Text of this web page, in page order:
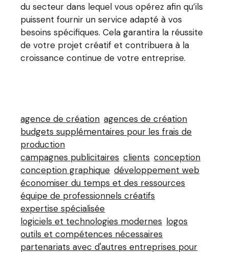
du secteur dans lequel vous opérez afin qu’ils
puissent fournir un service adapté à vos
besoins spécifiques. Cela garantira la réussite
de votre projet créatif et contribuera à la
croissance continue de votre entreprise.
agence de création agences de création
budgets supplémentaires pour les frais de
production
campagnes publicitaires clients conception
conception graphique développement web
économiser du temps et des ressources
équipe de professionnels créatifs
expertise spécialisée
logiciels et technologies modernes logos
outils et compétences nécessaires
partenariats avec d'autres entreprises pour